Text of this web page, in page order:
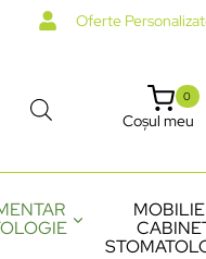
Oferte
Coșul meu
0